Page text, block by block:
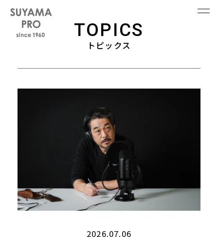
TOPICS
トピックス
2026.07.06